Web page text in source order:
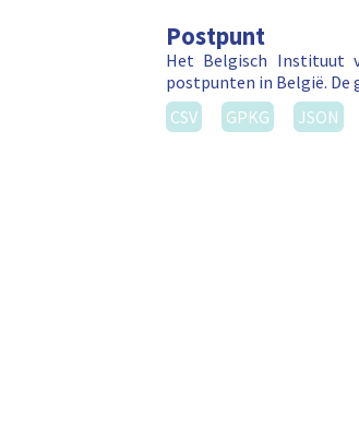
Postpunt
Het Belgisch Instituut
postpunten in België. De
CSV
GPKG JSON